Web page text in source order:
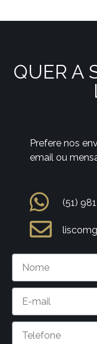
QUER A
Prefere nos
email ou
(51)